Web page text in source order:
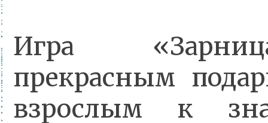
Игра
прекрасным
взрослым к